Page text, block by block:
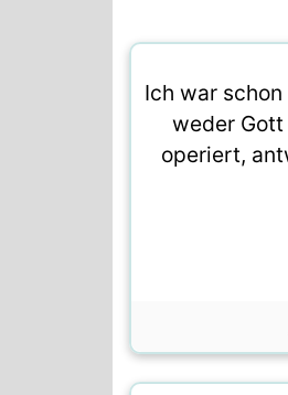
Ich war
weder Gott
operiert,